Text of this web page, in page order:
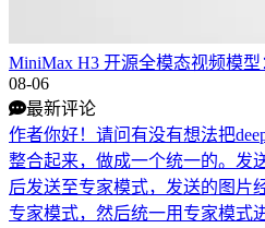
MiniMax H3 开源全模态视频模
08-06
最新评论
作者你好！请问有没有想法把
整合起来，做成一个统一的。发
后发送至专家模式，发送的图片
专家模式，然后统一用专家模式